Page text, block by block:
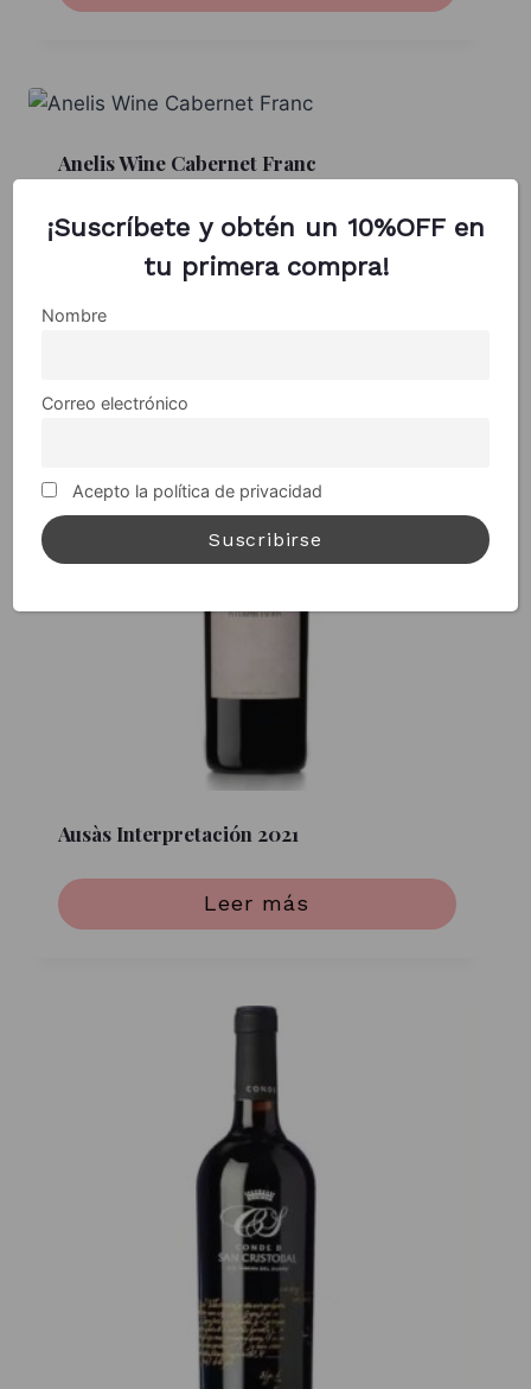
Anelis Wine Cabernet Franc
Leer más
Ausàs Interpretación 2021
Leer más
¡Suscríbete y obtén un 10%OFF en
tu primera compra!
Nombre
Correo electrónico
Acepto la política de privacidad